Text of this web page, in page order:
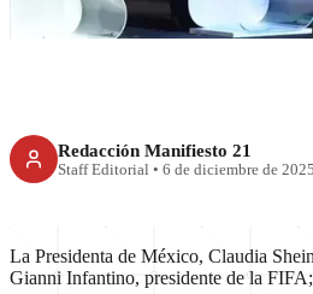
Redacción Manifiesto 21
Staff Editorial • 6 de diciembre de 2025
La Presidenta de México, Claudia
Gianni Infantino, presidente de la